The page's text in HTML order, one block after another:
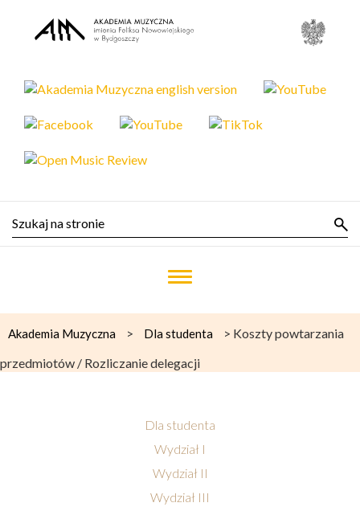
Akademia Muzyczna > Dla studenta > Koszty powtarzania
przedmiotów / Rozliczanie delegacji
Dla studenta
Wydział I
Wydział II
Wydział III